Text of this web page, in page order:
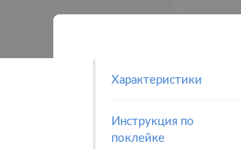
Характеристики
Инструкция по
поклейке